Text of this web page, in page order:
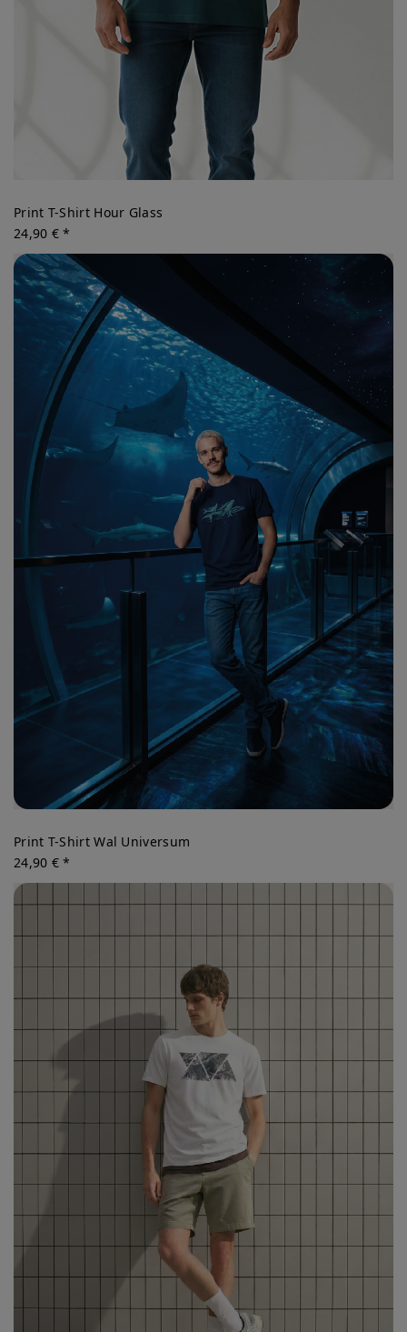
Print T-Shirt Hour Glass
24,90 € *
Print T-Shirt Wal Universum
24,90 € *